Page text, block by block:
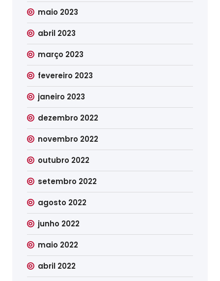
maio 2023
abril 2023
março 2023
fevereiro 2023
janeiro 2023
dezembro 2022
novembro 2022
outubro 2022
setembro 2022
agosto 2022
junho 2022
maio 2022
abril 2022